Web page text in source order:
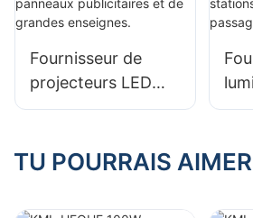
espaces intérieurs
bâtiments d'usines
et les entrepôts.
et
Fournisseur de
projecteurs LED
KML-FL20 50W
extérieur de
TU POURRAIS AIMER